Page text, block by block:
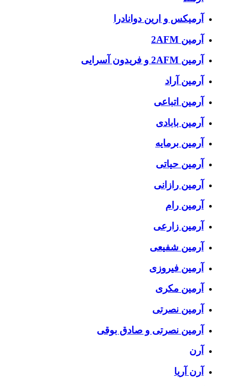
آرمیکس و ارین دوانادرا
آرمین 2AFM
آرمین 2AFM و فریدون آسرایی
آرمین آراد
آرمین اتباعی
آرمین بابادی
آرمین برمایه
آرمین حیاتی
آرمین رازانی
آرمین رام
آرمین زارعی
آرمین شفیعی
آرمین فیروزی
آرمین مکری
آرمین نصرتی
آرمین نصرتی و صادق بوقی
آرن
آرن آریا